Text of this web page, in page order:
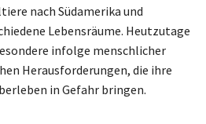
nach Südamerika und
Lebensräume. Heutzutage
infolge menschlicher
Herausforderungen, die ihre
in Gefahr bringen.